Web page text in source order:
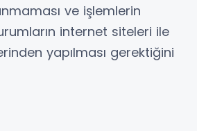
ve işlemlerin
internet siteleri ile
yapılması gerektiğini